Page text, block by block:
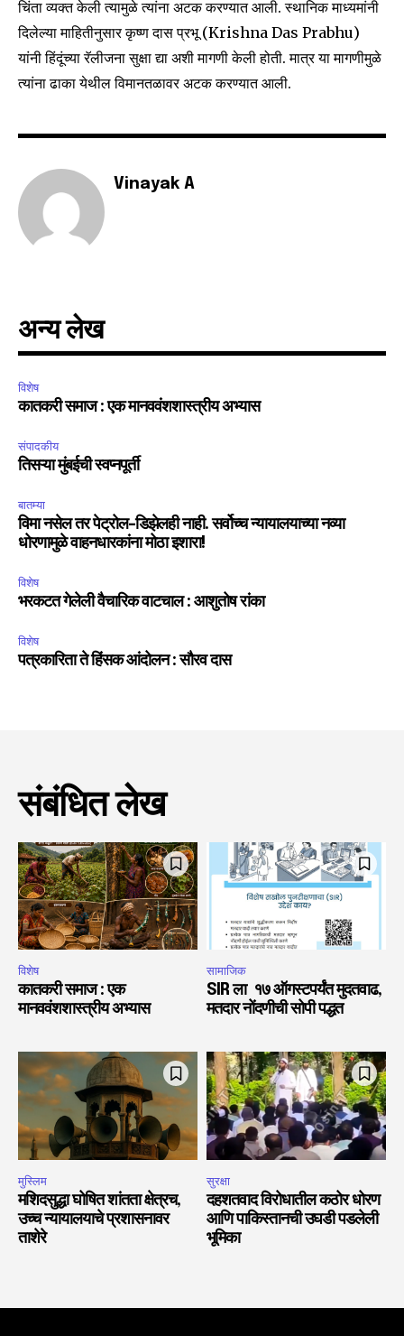
6,300
Fans
32,111 75
चिंता व्यक्त केली त्यामुळे त्यांना अटक करण्यात आली. स्थानिक माध्यमांनी
दिलेल्या माहितीनुसार कृष्ण दास प्रभू (Krishna Das Prabhu)
यांनी हिंदूंच्या रॅलीजना सुक्षा द्या अशी मागणी केली होती. मात्र या मागणीमुळे
त्यांना ढाका येथील विमानतळावर अटक करण्यात आली.
Vinayak A
अन्य लेख
विशेष
कातकरी समाज : एक मानववंशशास्त्रीय अभ्यास
संपादकीय
तिसऱ्या मुंबईची स्वप्नपूर्ती
बातम्या
विमा नसेल तर पेट्रोल-डिझेलही नाही. सर्वोच्च न्यायालयाच्या नव्या
धोरणामुळे वाहनधारकांना मोठा इशारा!
विशेष
भरकटत गेलेली वैचारिक वाटचाल : आशुतोष रांका
विशेष
पत्रकारिता ते हिंसक आंदोलन : सौरव दास
संबंधित लेख
विशेष
कातकरी समाज : एक
मानववंशशास्त्रीय अभ्यास
सामाजिक
SIR ला १७ ऑगस्टपर्यंत मुदतवाढ,
मतदार नोंदणीची सोपी पद्धत
मुस्लिम
मशिदसुद्धा घोषित शांतता क्षेत्रच,
उच्च न्यायालयाचे प्रशासनावर
ताशेरे
सुरक्षा
दहशतवाद विरोधातील कठोर धोरण
आणि पाकिस्तानची उघडी पडलेली
भूमिका